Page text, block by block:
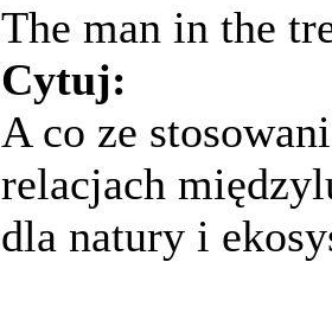
The man in the
Cytuj:
A co ze
relacjach
dla natury i